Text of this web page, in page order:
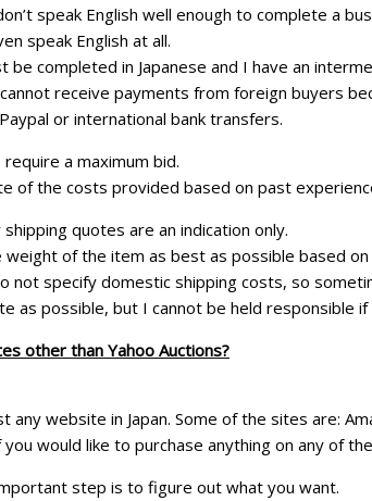
speak English well enough to complete a
speak English at all.
be completed in Japanese and I have an
receive payments from foreign buyers
or international bank transfers.
a maximum bid.
of the costs provided based on past
quotes are an indication only.
of the item as best as possible based
not specify domestic shipping costs, so
as possible, but I cannot be held responsible
other than Yahoo Auctions?
any website in Japan. Some of the sites are:
would like to purchase anything on any of
step is to figure out what you want.